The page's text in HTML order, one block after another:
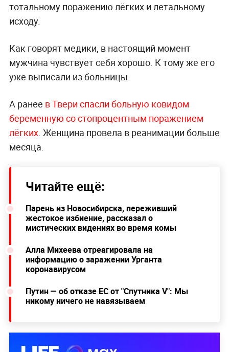
тотальному поражению лёгких и летальному
исходу.
Как говорят медики, в настоящий момент
мужчина чувствует себя хорошо. К тому же его
уже выписали из больницы.
А ранее в Твери спасли больную ковидом
беременную со стопроцентным поражением
лёгких. Женщина провела в реанимации больше
месяца.
Читайте ещё:
Парень из Новосибирска, переживший
жестокое избиение, рассказал о
мистических видениях во время комы
Алла Михеева отреагировала на
информацию о заражении Урганта
коронавирусом
Путин — об отказе ЕС от "Спутника V": Мы
никому ничего не навязываем